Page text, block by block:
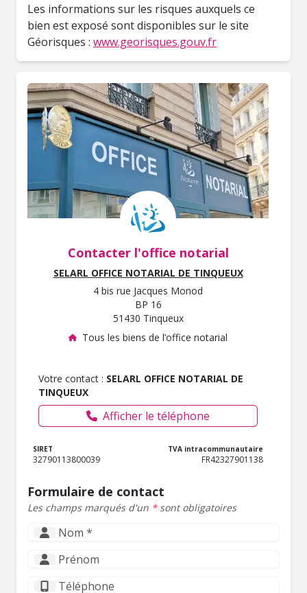
Les informations sur les risques auxquels ce
bien est exposé sont disponibles sur le site
Géorisques : www.georisques.gouv.fr
Contacter l'office notarial
SELARL OFFICE NOTARIAL DE TINQUEUX
4 bis rue Jacques Monod
BP 16
51430 Tinqueux
Tous les biens de l’office notarial
Votre contact : SELARL OFFICE NOTARIAL DE
TINQUEUX
Afficher le téléphone
SIRET
32790113800039
TVA intracommunautaire
FR42327901138
Formulaire de contact
Les champs marqués d'un *sont obligatoires